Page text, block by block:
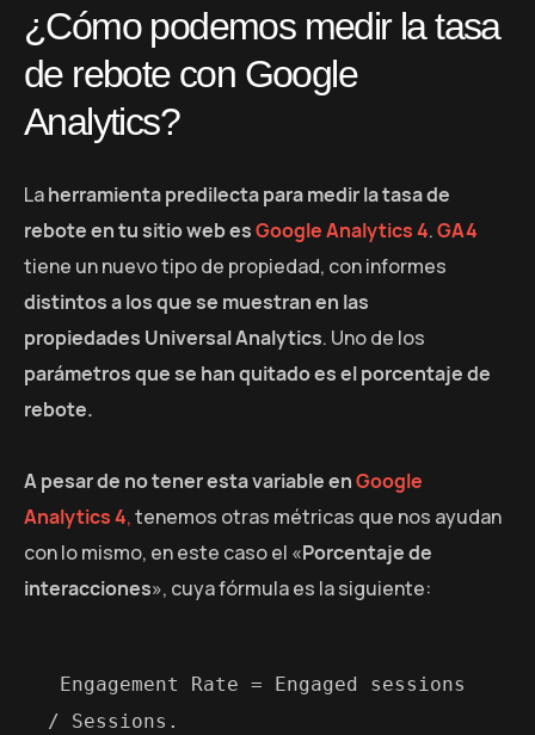
¿Cómo podemos medir la tasa
de rebote con Google
Analytics?
Laherramienta predilecta para medir la tasa de
rebote en tu sitio web esGoogle Analytics 4.GA4
tiene un nuevo tipo de propiedad, con informes
distintos a los que se muestran en las
propiedades Universal Analytics. Uno de los
parámetros que se han quitado es el porcentaje de
rebote.
A pesar de no tener esta variable enGoogle
Analytics 4,tenemos otras métricas que nos ayudan
con lo mismo, en este caso el «Porcentaje de
interacciones», cuya fórmula es la siguiente:
/ Sessions.